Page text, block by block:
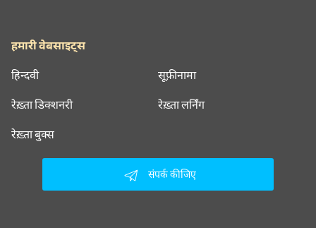
हमारी वेबसाइट्स
हिन्दवी सूफ़ीनामा
रेख़्ता डिक्शनरी रेख़्ता लर्निंग
रेख़्ता बुक्स
संपर्क कीजिए